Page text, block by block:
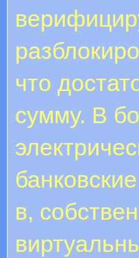
что
сумму. В
в,